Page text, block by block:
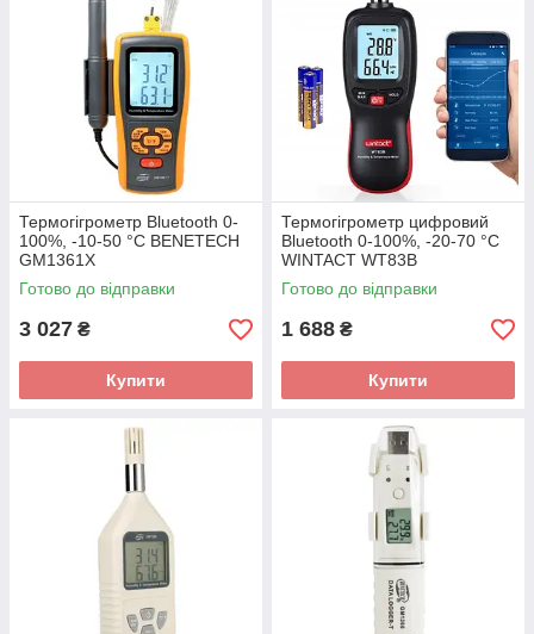
Термогігрометр Bluetooth 0-
100%, -10-50 °C BENETECH
GM1361X
Готово до відправки
3 027 ₴
Купити
Термогігрометр цифровий
Bluetooth 0-100%, -20-70 °C
WINTACT WT83B
Готово до відправки
1 688 ₴
Купити